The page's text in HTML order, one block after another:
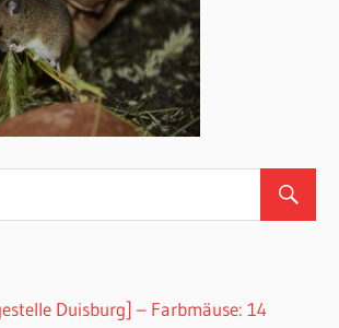
Duisburg] – Farbmäuse: 14